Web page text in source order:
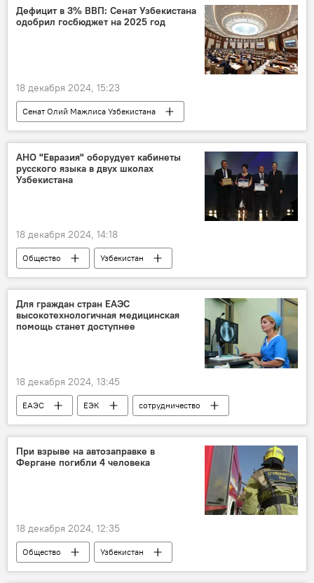
ДНР
Дефицит в 3% ВВП: Сенат Узбекистана
одобрил госбюджет на 2025 год
18 декабря 2024, 15:23
Сенат Олий Мажлиса Узбекистана
заседание
новый закон
госбюджет
АНО "Евразия" оборудует кабинеты
русского языка в двух школах
Узбекистана
18 декабря 2024, 14:18
Общество
Узбекистан
Ферганская область
школы
Конкурс Евразия
Для граждан стран ЕАЭС
высокотехнологичная медицинская
помощь станет доступнее
18 декабря 2024, 13:45
ЕАЭС ЕЭК
сотрудничество
здравоохранение
Медицина
При взрыве на автозаправке в
Фергане погибли 4 человека
18 декабря 2024, 12:35
Общество
Узбекистан
Ферганская область
заправка